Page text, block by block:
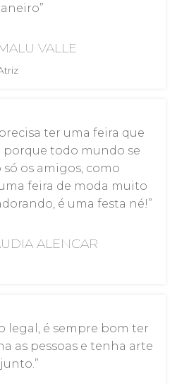
VALLE
ter uma feira que
porque todo mundo se
os amigos, como
feira de moda muito
é uma festa né!”
ALENCAR
legal, é sempre bom ter
as pessoas e tenha arte
junto.”